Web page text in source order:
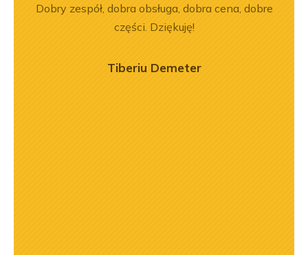
Dobry zespół, dobra obsługa, dobra cena, dobre
części. Dziękuję!
Tiberiu Demeter